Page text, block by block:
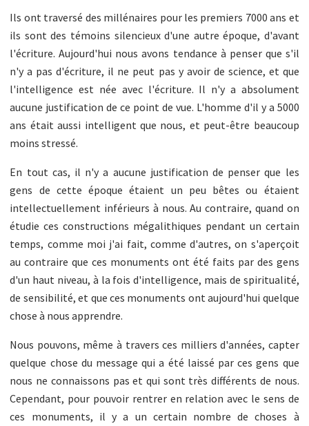
Ils ont traversé des millénaires pour les premiers 7000 ans et
ils sont des témoins silencieux d'une autre époque, d'avant
l'écriture. Aujourd'hui nous avons tendance à penser que s'il
n'y a pas d'écriture, il ne peut pas y avoir de science, et que
l'intelligence est née avec l'écriture. Il n'y a absolument
aucune justification de ce point de vue. L'homme d'il y a 5000
ans était aussi intelligent que nous, et peut-être beaucoup
moins stressé.
En tout cas, il n'y a aucune justification de penser que les
gens de cette époque étaient un peu bêtes ou étaient
intellectuellement inférieurs à nous. Au contraire, quand on
étudie ces constructions mégalithiques pendant un certain
temps, comme moi j'ai fait, comme d'autres, on s'aperçoit
au contraire que ces monuments ont été faits par des gens
d'un haut niveau, à la fois d'intelligence, mais de spiritualité,
de sensibilité, et que ces monuments ont aujourd'hui quelque
chose à nous apprendre.
Nous pouvons, même à travers ces milliers d'années, capter
quelque chose du message qui a été laissé par ces gens que
nous ne connaissons pas et qui sont très différents de nous.
Cependant, pour pouvoir rentrer en relation avec le sens de
ces monuments, il y a un certain nombre de choses à